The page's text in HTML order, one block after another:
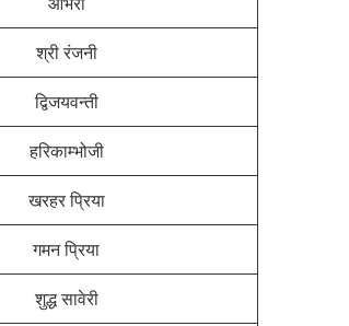
श्री रंजनी
द्विजयवन्ती
हरिकाम्भोजी
खरहर प्रिया
गमन प्रिया
शुद्ध सावेरी